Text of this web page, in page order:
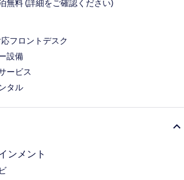
無料 (詳細をご確認ください)
フロントデスク
設備
ービス
タル
ンメント